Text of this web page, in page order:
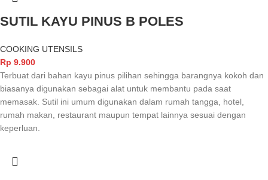
SUTIL KAYU PINUS B POLES
COOKING UTENSILS
Rp 9.900
Terbuat dari bahan kayu pinus pilihan sehingga barangnya kokoh dan
biasanya digunakan sebagai alat untuk membantu pada saat
memasak. Sutil ini umum digunakan dalam rumah tangga, hotel,
rumah makan, restaurant maupun tempat lainnya sesuai dengan
keperluan.